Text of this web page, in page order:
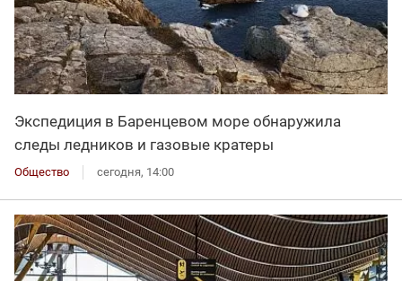
Экспедиция в Баренцевом море обнаружила
следы ледников и газовые кратеры
Общество сегодня, 14:00